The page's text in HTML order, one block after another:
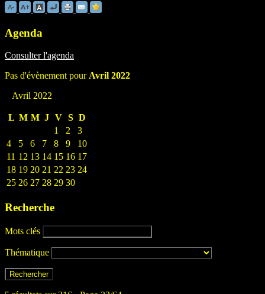
Agenda
Consulter l'agenda
Pas d'évènement pourAvril 2022
Avril 2022
L M M J V S D
1
2
3
4
5 6 7 8 9
10
11 12 13 14 15 16 17
18 19 20 21 22 23 24
25 26 27 28 29 30
Recherche
Mots clés
Thématique